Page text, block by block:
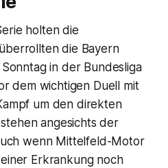
holten die
die Bayern
in der Bundesliga
dem wichtigen Duell mit
um den direkten
angesichts der
wenn Mittelfeld-Motor
Erkrankung noch